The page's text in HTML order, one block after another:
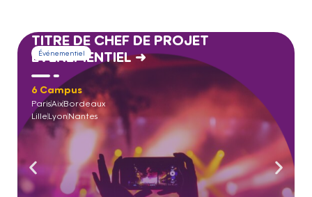
TITRE DE CHEF DE PROJET
ÉVÉNEMENTIEL →
6 Campus
ParisAixBordeaux
Lille LyonNantes
Événementiel